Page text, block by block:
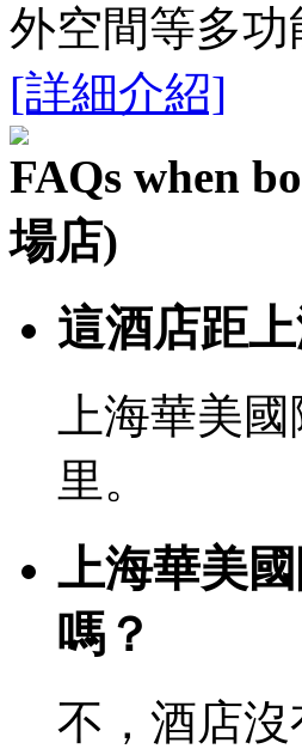
外空間等多功
[詳細介紹]
FAQs when
場店)
這酒店距
上海華美
里。
上海華美
嗎？
不，酒店